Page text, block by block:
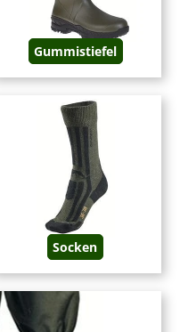
Jagdschuh
Tragekomfort und geben
und mit größter Sorgfalt
der Premiumklassefolgende
müssen Sie nicht nur beim Weg
Steine bei der Gebirgsjagd sicher
Schuhwerkam Fuß tragen, das
und trocken hält. Wer schon
Füßen durch den Wald gepirscht
Gummistiefel
Socken